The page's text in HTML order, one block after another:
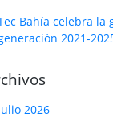
Bahía celebra la
2021-
2026